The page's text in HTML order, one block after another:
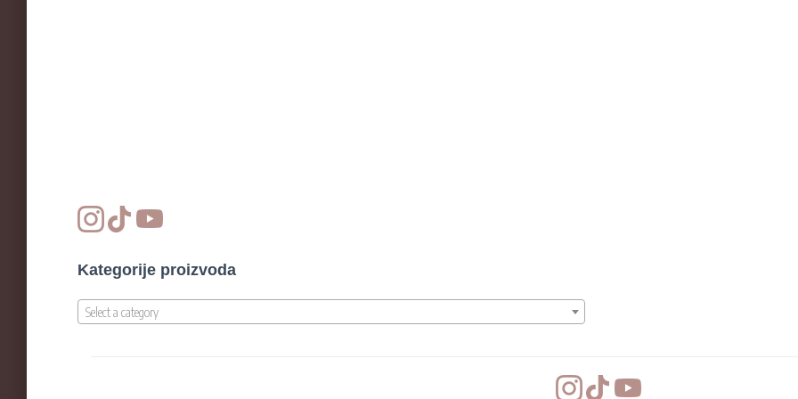
Kategorije proizvoda
Select a category